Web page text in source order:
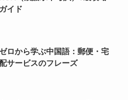
ガイド
ロから学ぶ中国語：郵便・宅
サービスのフレーズ